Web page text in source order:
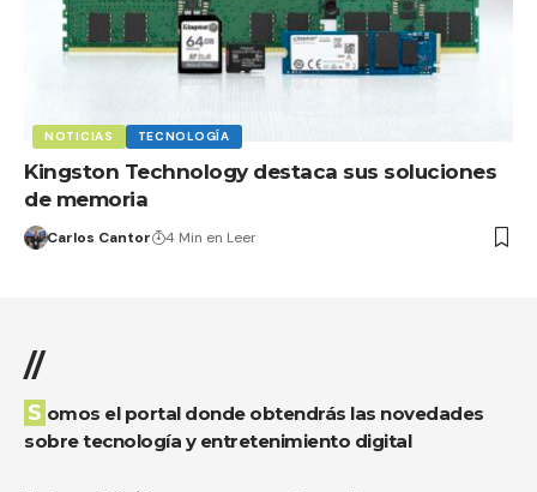
NOTICIAS TECNOLOGÍA
Kingston Technology destaca sus soluciones
de memoria
Carlos Cantor 4 Min en Leer
//
Somos el portal donde obtendrás las novedades
sobre tecnología y entretenimiento digital